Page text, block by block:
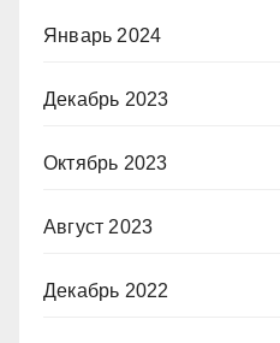
Январь 2024
Декабрь 2023
Октябрь 2023
Август 2023
Декабрь 2022